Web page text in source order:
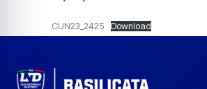
CUN23_2425 Download